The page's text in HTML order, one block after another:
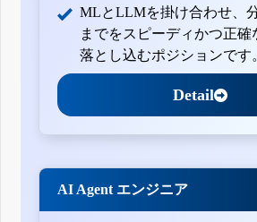
MLとLLMを掛け合わせ、
までをスピーディかつ正確
落とし込むポジションです
Detail
AI Agent エンジニア